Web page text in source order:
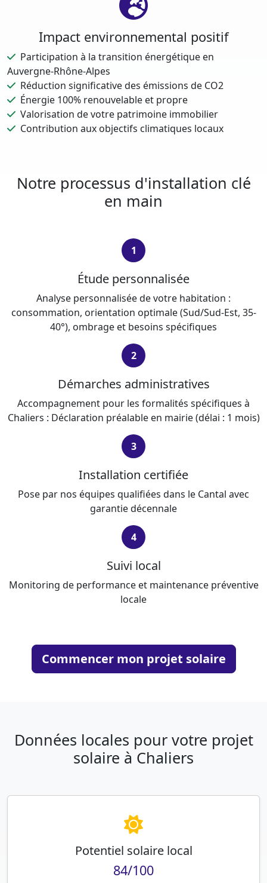
Impact environnemental positif
Participation à la transition énergétique en
Auvergne-Rhône-Alpes
Réduction significative des émissions de CO2
Énergie 100% renouvelable et propre
Valorisation de votre patrimoine immobilier
Contribution aux objectifs climatiques locaux
Notre processus d'installation clé
en main
1
Étude personnalisée
Analyse personnalisée de votre habitation :
consommation, orientation optimale (Sud/Sud-Est, 35-
40°), ombrage et besoins spécifiques
2
Démarches administratives
Accompagnement pour les formalités spécifiques à
Chaliers : Déclaration préalable en mairie (délai : 1 mois)
3
Installation certifiée
Pose par nos équipes qualifiées dans le Cantal avec
garantie décennale
4
Suivi local
Monitoring de performance et maintenance préventive
locale
Commencer mon projet solaire
Données locales pour votre projet
solaire à Chaliers
Potentiel solaire local
84/100